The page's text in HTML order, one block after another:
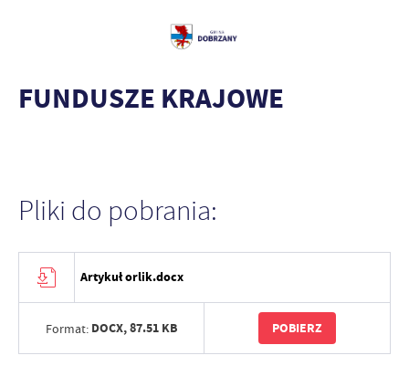
FUNDUSZE KRAJOWE
Pliki do pobrania:
Artykuł orlik.docx
Format: DOCX,87.51 KB POBIERZ